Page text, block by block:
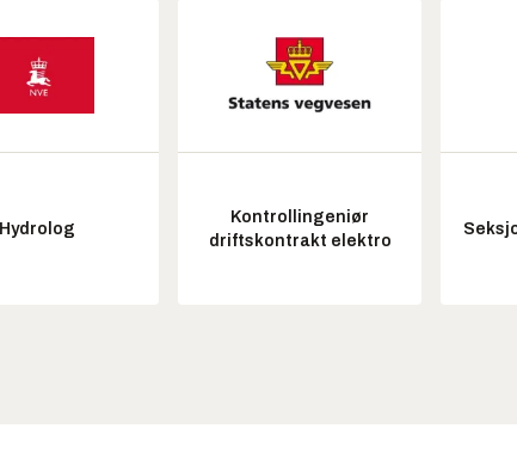
Hydrolog
Kontrollingeniør
driftskontrakt elektro